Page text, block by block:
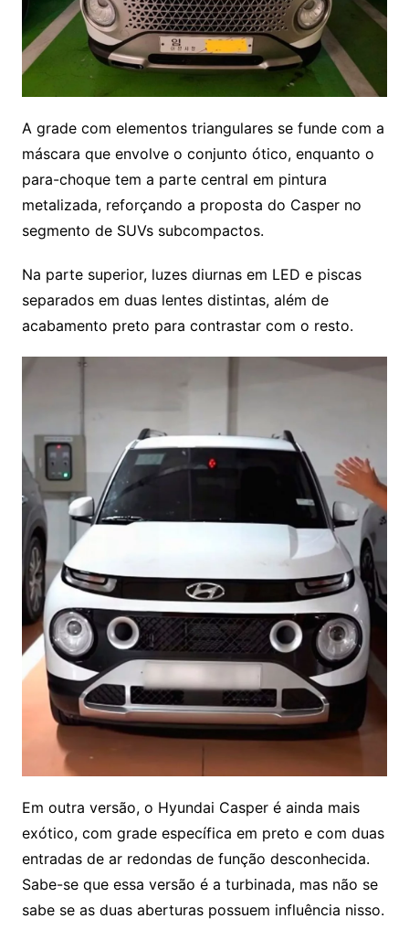
A grade com elementos triangulares se funde com a
máscara que envolve o conjunto ótico, enquanto o
para-choque tem a parte central em pintura
metalizada, reforçando a proposta do Casper no
segmento de SUVs subcompactos.
Na parte superior, luzes diurnas em LED e piscas
separados em duas lentes distintas, além de
acabamento preto para contrastar com o resto.
Em outra versão, o Hyundai Casper é ainda mais
exótico, com grade específica em preto e com duas
entradas de ar redondas de função desconhecida.
Sabe-se que essa versão é a turbinada, mas não se
sabe se as duas aberturas possuem influência nisso.